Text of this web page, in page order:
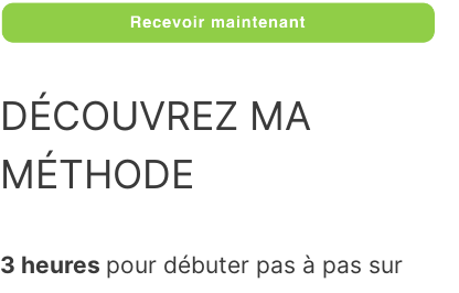
DÉCOUVREZ MA
MÉTHODE
3 heures pour débuter pas à pas sur